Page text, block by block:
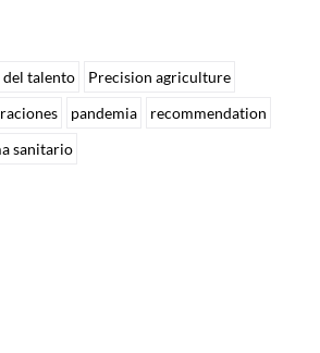
talento
Precision agriculture
pandemia
recommendation
sanitario